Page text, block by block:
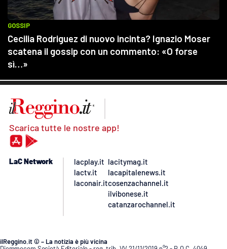
Scarica tutte le nostre app!
LaC Network
lacplay.it
lactv.it
laconair.it
lacitymag.it
lacapitalenews.it
cosenzachannel.it
ilvibonese.it
catanzarochannel.it
ilReggino.it © – La notizia è più vicina